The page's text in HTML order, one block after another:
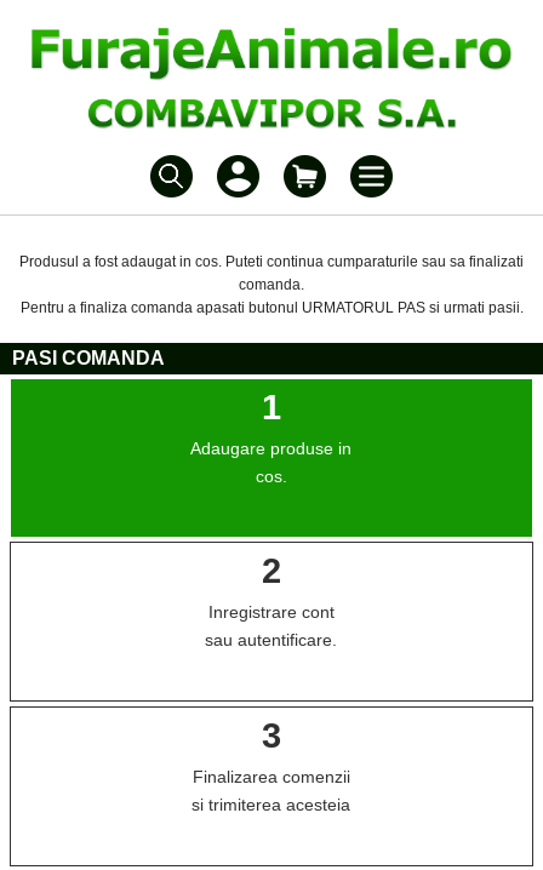
Produsul a fost adaugat in cos. Puteti continua cumparaturile sau sa finalizati
comanda.
Pentru a finaliza comanda apasati butonul URMATORUL PAS si urmati pasii.
PASI COMANDA
1
Adaugare produse in
cos.
2
Inregistrare cont
sau autentificare.
3
Finalizarea comenzii
si trimiterea acesteia